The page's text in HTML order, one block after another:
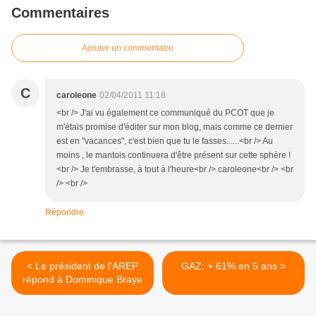
Commentaires
Ajouter un commentaire
C caroleone 02/04/2011 11:18
<br /> J'ai vu également ce communiqué du PCOT que je
m'étais promise d'éditer sur mon blog, mais comme ce dernier
est en "vacances", c'est bien que tu le fasses......<br /> Au
moins , le mantois continuera d'être présent sur cette sphère !
<br /> Je t'embrasse, à tout à l'heure<br /> caroleone<br /> <br
/> <br />
Répondre
< Le président de l'AREP
répond à Dominique Braye
GAZ: + 61% en 5 ans >